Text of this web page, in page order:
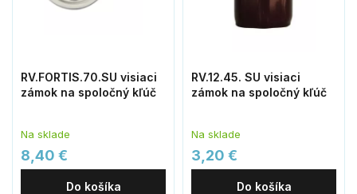
RV.FORTIS.70.SU visiaci
zámok na spoločný kľúč
Na sklade
8,40 €
Do košíka
RV.12.45. SU visiaci
zámok na spoločný kľúč
Na sklade
3,20 €
Do košíka